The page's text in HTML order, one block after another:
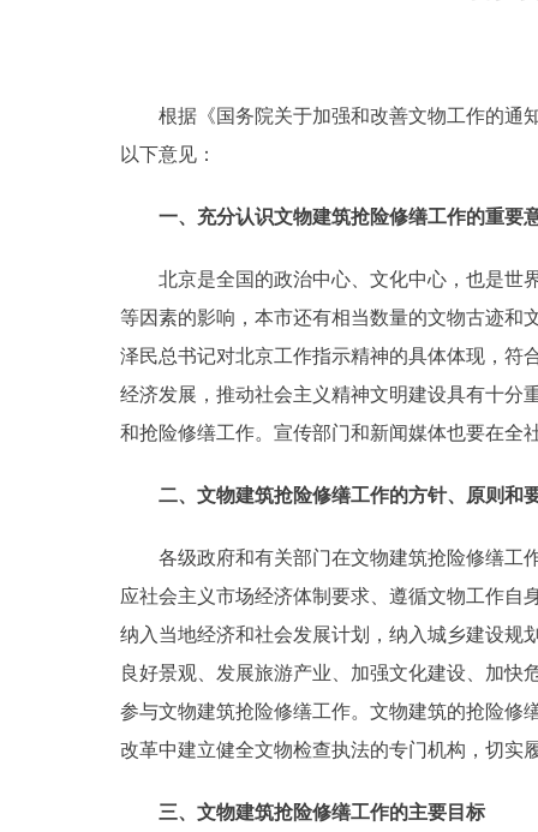
参与调查
走进北京
北京概况
绿色北京
ESPAÑOL
ITALIANO
根据《国务院关于加强和改善文物工作的通知
以下意见：
一、充分认识文物建筑抢险修缮工作的重要
北京是全国的政治中心、文化中心，也是世界
等因素的影响，本市还有相当数量的文物古迹和
泽民总书记对北京工作指示精神的具体体现，符
经济发展，推动社会主义精神文明建设具有十分
和抢险修缮工作。宣传部门和新闻媒体也要在
二、文物建筑抢险修缮工作的方针、原则和
各级政府和有关部门在文物建筑抢险修缮工作
应社会主义市场经济体制要求、遵循文物工作自
纳入当地经济和社会发展计划，纳入城乡建设规
良好景观、发展旅游产业、加强文化建设、加
参与文物建筑抢险修缮工作。文物建筑的抢险修
改革中建立健全文物检查执法的专门机构，切实
三、文物建筑抢险修缮工作的主要目标